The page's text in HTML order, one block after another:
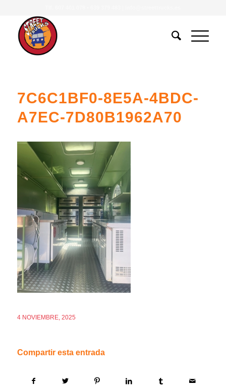
7C6C1BF0-8E5A-4BDC-
A7EC-7D80B1962A70
4 NOVIEMBRE, 2025
Compartir esta entrada